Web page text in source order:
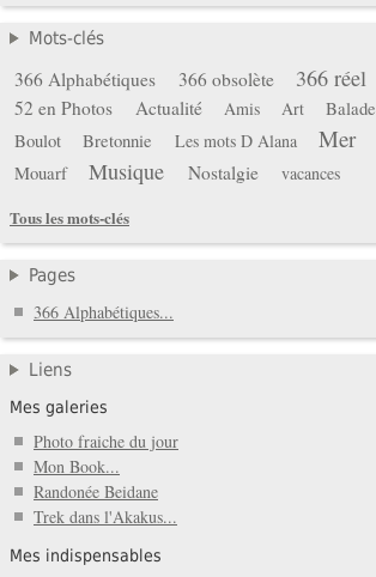
Mots-clés
366 Alphabétiques 366 obsolète 366 réel
52 en Photos
Actualité Amis Art Balade
Boulot
Bretonnie Les mots D Alana Mer
Mouarf Musique Nostalgie
vacances
Tous les mots-clés
Pages
366 Alphabétiques...
Liens
Mes galeries
Photo fraiche du jour
Mon Book...
Randonée Beidane
Trek dans l'Akakus...
Mes indispensables